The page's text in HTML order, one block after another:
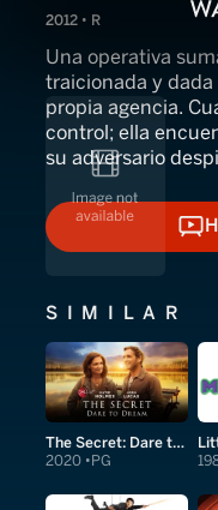
2012 • R
Una operativa
traicionada y
propia agencia.
control; ella
su adversario
SIMILAR
The Secret: Dare to Dream
2020 PG